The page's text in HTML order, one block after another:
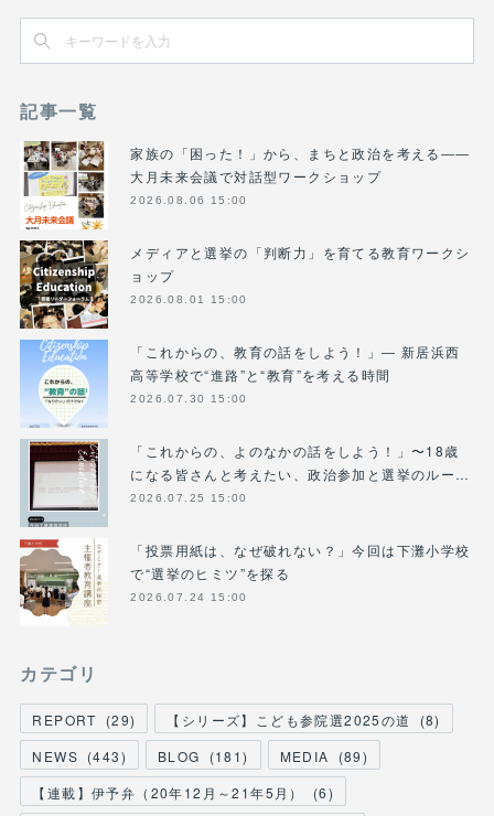
記事一覧
家族の「困った！」から、まちと政治を考える――
大月未来会議で対話型ワークショップ
2026.08.06 15:00
メディアと選挙の「判断力」を育てる教育ワークシ
ョップ
2026.08.01 15:00
「これからの、教育の話をしよう！」― 新居浜西
高等学校で“進路”と“教育”を考える時間
2026.07.30 15:00
「これからの、よのなかの話をしよう！」〜18歳
になる皆さんと考えたい、政治参加と選挙のルー…
2026.07.25 15:00
「投票用紙は、なぜ破れない？」今回は下灘小学校
で“選挙のヒミツ”を探る
2026.07.24 15:00
カテゴリ
REPORT (29) 【シリーズ】こども参院選2025の道 (8)
NEWS (443) BLOG (181) MEDIA (89)
【連載】伊予弁（20年12月～21年5月）
(6)